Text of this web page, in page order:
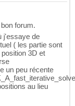
forum.
j'essaye de
( les partie sont
3D et
un peu récente
au lieu